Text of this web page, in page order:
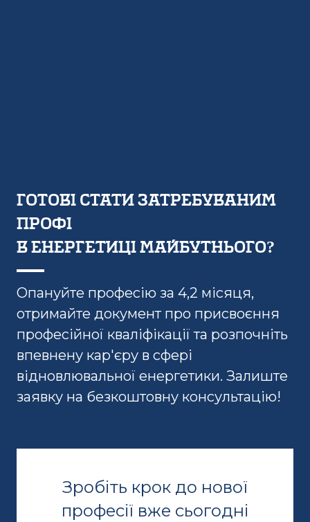
готові стати затребуваним
профі
в енергетиці майбутнього?
Опануйте професію за 4,2 місяця,
отримайте документ про присвоєння
професійної кваліфікації та розпочніть
впевнену кар'єру в сфері
відновлювальної енергетики. Залиште
заявку на безкоштовну консультацію!
Зробіть крок до нової
професії вже сьогодні